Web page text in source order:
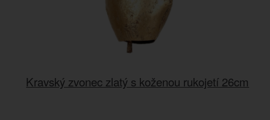
Kravský zvonec zlatý s koženou rukojetí 26cm